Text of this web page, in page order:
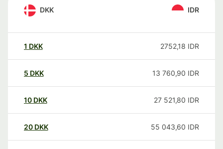
DKK IDR
1 DKK 2752,18 IDR
5 DKK 13 760,90 IDR
10 DKK 27 521,80 IDR
20 DKK 55 043,60 IDR